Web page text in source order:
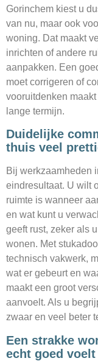
Gorinchem kiest u
van nu, maar ook
woning. Dat maakt
inrichten of andere
aanpakken. Een
moet corrigeren of
vooruitdenken
lange termijn.
Duidelijke
thuis veel
Bij werkzaamheden
eindresultaat. U wilt
ruimte is wanneer
en wat kunt u
geeft rust, zeker als
wonen. Met
technisch vakwerk,
wat er gebeurt en
maakt een groot
aanvoelt. Als u
zwaar en veel beter
Een strakke
echt goed voelt